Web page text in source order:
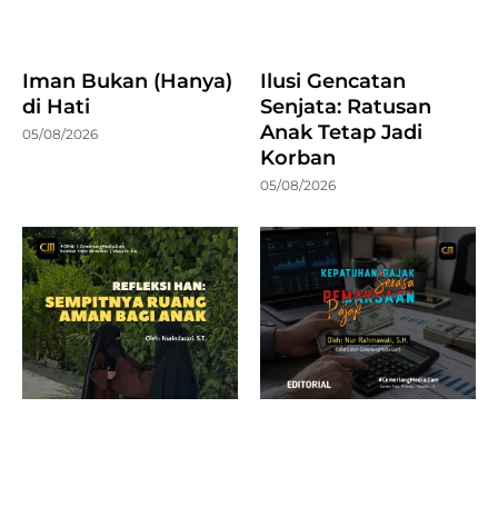
Iman Bukan (Hanya)
di Hati
05/08/2026
Ilusi Gencatan
Senjata: Ratusan
Anak Tetap Jadi
Korban
05/08/2026